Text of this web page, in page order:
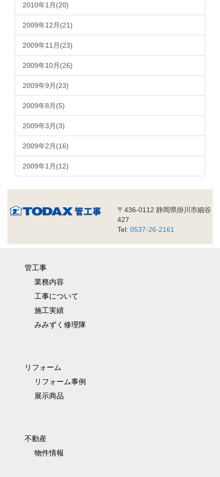
2010年1月(20)
2009年12月(21)
2009年11月(23)
2009年10月(26)
2009年9月(23)
2009年8月(5)
2009年3月(3)
2009年2月(16)
2009年1月(12)
〒436-0112 静岡県掛川市細谷
427
Tel: 0537-26-2161
管工事
業務内容
工事について
施工実績
みみずく修理隊
リフォーム
リフォーム事例
展示商品
不動産
物件情報